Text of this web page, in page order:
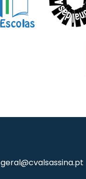
geral@cvalsassina.pt